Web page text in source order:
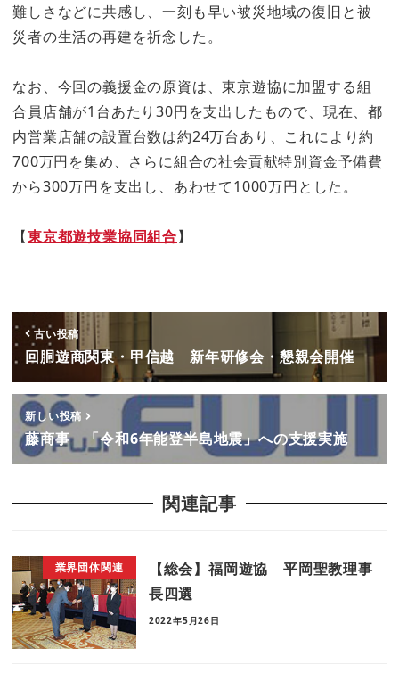
難しさなどに共感し、一刻も早い被災地域の復旧と被
災者の生活の再建を祈念した。
なお、今回の義援金の原資は、東京遊協に加盟する組
合員店舗が1台あたり30円を支出したもので、現在、都
内営業店舗の設置台数は約24万台あり、これにより約
700万円を集め、さらに組合の社会貢献特別資金予備費
から300万円を支出し、あわせて1000万円とした。
【東京都遊技業協同組合】
古い投稿
回胴遊商関東・甲信越 新年研修会・懇親会開催
新しい投稿
藤商事 「令和6年能登半島地震」への支援実施
関連記事
業界団体関連
【総会】福岡遊協 平岡聖教理事
長四選
2022年5月26日